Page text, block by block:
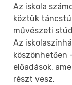
Az iskola
köztük
művészeti
Az
köszönhetően
előadások,
részt vesz.